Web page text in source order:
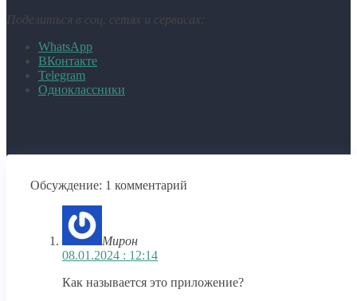
Поделиться в соц. сетях и сервисах:
WhatsApp
ВКонтакте
Telegram
Одноклассники
Обсуждение: 1 комментарий
Мирон
08.01.2024 : 12:14
Как называется это приложение?